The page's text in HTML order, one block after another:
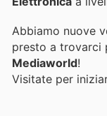
Abbiamo nuove
presto a trovarci
Mediaworld!
Visitate per